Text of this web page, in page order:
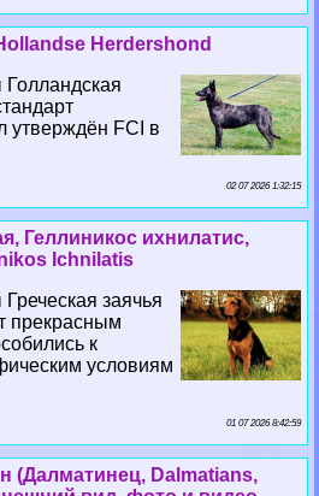
Herdershond
утверждён FCI в
02 07 2026 1:32:15
Геллиникос ихнилатис,
Ichnilatis
заячья
прекрасным
к
условиям
01 07 2026 8:42:59
(Далматинец, Dalmatians,